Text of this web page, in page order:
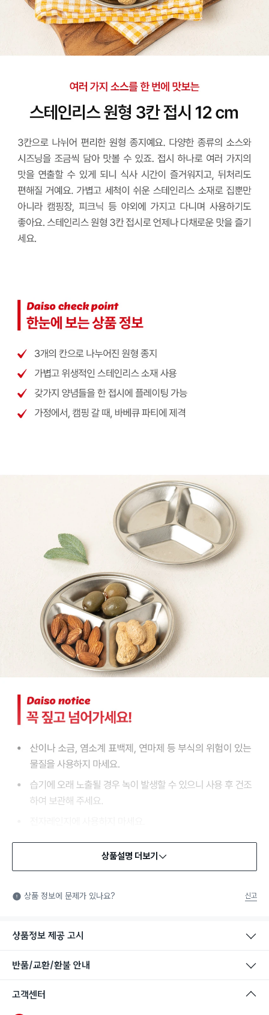
식품용 기구: 식품위생법에서 정한 규격에 따라 제조되어 식품 또
는 식품첨가물에 사용할 수 있는 식품용기구라는 표시입니다.
상품설명 더보기
상품 정보에 문제가 있나요? 신고
상품정보 제공 고시
반품/교환/환불 안내
고객센터